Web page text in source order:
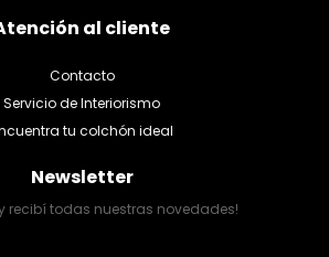
al cliente
Contacto
Servicio de Interiorismo
tu colchón ideal
Newsletter
y recibí todas nuestras novedades!